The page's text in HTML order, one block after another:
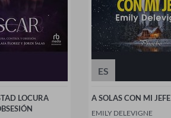
LOCURA
ES
A SOLAS CON MI JEFE
EMILY DELEVIGNE